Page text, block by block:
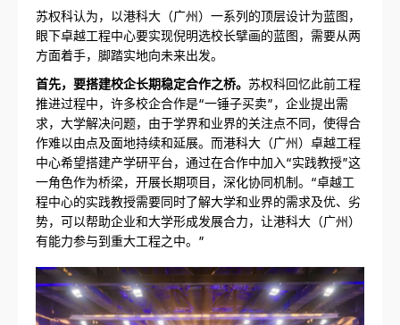
苏权科认为，以港科大（广州）一系列的顶层设计为蓝图，
眼下卓越工程中心要实现倪明选校长擘画的蓝图，需要从两
方面着手，脚踏实地向未来出发。
首先，要搭建校企长期稳定合作之桥。 苏权科回忆此前工程
推进过程中，许多校企合作是“一锤子买卖”，企业提出需
求，大学解决问题，由于学界和业界的关注点不同，使得合
作难以由点及面地持续和延展。而港科大（广州）卓越工程
中心希望搭建产学研平台，通过在合作中加入“实践教授”这
一角色作为桥梁，开展长期项目，深化协同机制。“卓越工
程中心的实践教授需要同时了解大学和业界的需求及优、劣
势，可以帮助企业和大学形成发展合力，让港科大（广州）
有能力参与到重大工程之中。”